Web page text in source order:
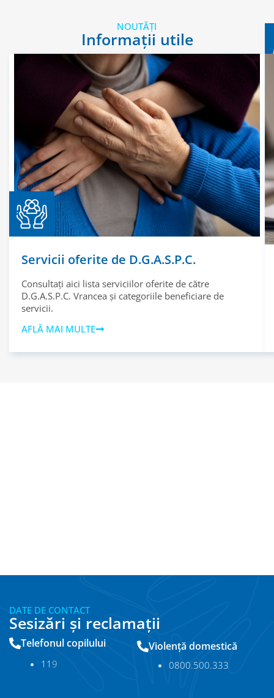
NOUTĂȚI
Informații utile
Servicii oferite de D.G.A.S.P.C.
Consultați aici lista serviciilor oferite de către
D.G.A.S.P.C. Vrancea și categoriile beneficiare de
servicii.
AFLĂ MAI MULTE
DATE DE CONTACT
Sesizări și reclamații
Telefonul copilului
11 9
Violență domestică
0800.500.333